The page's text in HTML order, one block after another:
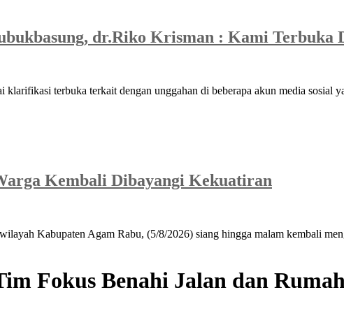
dr.Riko Krisman : Kami Terbuka
terbuka terkait dengan unggahan di beberapa akun media sosial
Kembali Dibayangi Kekuatiran
Kabupaten Agam Rabu, (5/8/2026) siang hingga malam kembali
Fokus Benahi Jalan dan